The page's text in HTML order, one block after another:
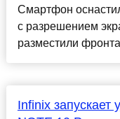
Смартфон
с разрешением
разместили
Infinix запускает